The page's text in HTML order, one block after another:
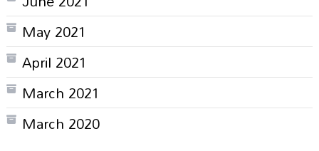
May 2021
April 2021
March 2021
March 2020